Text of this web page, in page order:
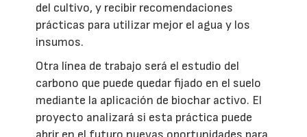
del cultivo, y recibir recomendaciones
prácticas para utilizar mejor el agua y los
insumos.
Otra línea de trabajo será el estudio del
carbono que puede quedar fijado en el suelo
mediante la aplicación de biochar activo. El
proyecto analizará si esta práctica puede